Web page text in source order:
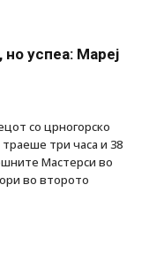
успеа: Мареј
со црногорско
три часа и 38
Мастерси во
во второто